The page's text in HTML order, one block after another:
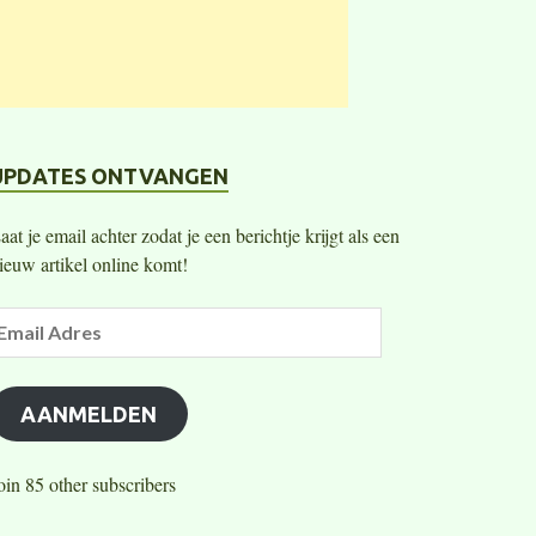
ONTVANGEN
je email achter zodat je een berichtje krijgt als een
artikel online komt!
AANMELDEN
85 other subscribers